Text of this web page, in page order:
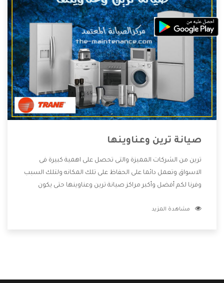
صيانة ترين وعناوينها
ترين من الشركات المميزة والتى تحصل على اهمية كبيرة فى
الاسواق وتعمل دائما على الحفاظ على تلك المكانه ولتلك السبب
وفرنا لكم أفضل وأكبر مراكز صيانة ترين وعناوينها حتى يكون
دون اى ازعاج كما أننا نهتم بكل ما يحتاجه المستهلك لكى نحافظ
مشاهدة المزيد